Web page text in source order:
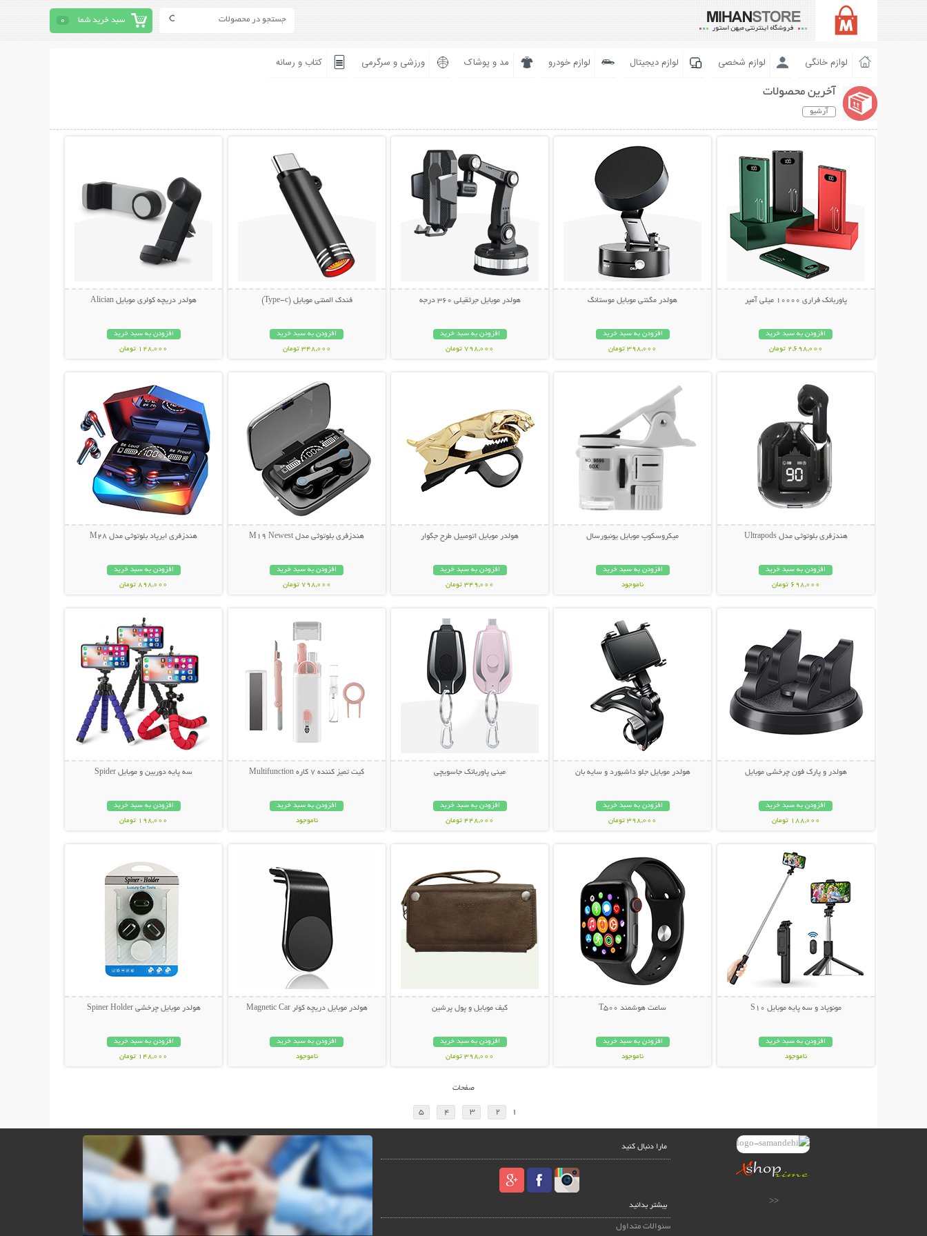
سبد خرید شما 0
لوازم خانگی لوازم شخصی لوازم دیجیتال لوازم خودرو مد و پوشاک ورزشی و سرگرمی کتاب و رسانه
آخرین محصولات
آرشیو
پاوربانک فراری 10000 میلی آمپر
افزودن به سبد خرید
2,698,000 تومان
هولدر مگنتی موبایل موستانگ
افزودن به سبد خرید
398,000 تومان
هولدر موبایل جرثقیلی 360 درجه
افزودن به سبد خرید
798,000 تومان
فندک المنتی موبایل (Type-c)
افزودن به سبد خرید
348,000 تومان
هولدر دریچه کولری موبایل Alician
افزودن به سبد خرید
128,000 تومان
هندزفری بلوتوثی مدل Ultrapods
افزودن به سبد خرید
698,000 تومان
میکروسکوپ موبایل یونیورسال
افزودن به سبد خرید
ناموجود
هولدر موبایل اتومبیل طرح جگوار
افزودن به سبد خرید
349,000 تومان
هندزفری بلوتوثی مدل M19 Newest
افزودن به سبد خرید
798,000 تومان
هندزفری ایرپاد بلوتوثی مدل M28
افزودن به سبد خرید
898,000 تومان
هولدر و پارک فون چرخشی موبایل
افزودن به سبد خرید
188,000 تومان
هولدر موبایل جلو داشبورد و سایه بان
افزودن به سبد خرید
398,000 تومان
مینی پاوربانک جاسویچی
افزودن به سبد خرید
448,000 تومان
کیت تمیز کننده 7 کاره Multifunction
افزودن به سبد خرید
ناموجود
سه پایه دوربین و موبایل Spider
افزودن به سبد خرید
198,000 تومان
مونوپاد و سه پایه موبایل S10
افزودن به سبد خرید
ناموجود
ساعت هوشمند T500
افزودن به سبد خرید
ناموجود
کیف موبایل و پول پرشین
افزودن به سبد خرید
398,000 تومان
هولدر موبایل دریچه کولر Magnetic Car
افزودن به سبد خرید
ناموجود
هولدر موبایل چرخشی Spiner Holder
افزودن به سبد خرید
148,000 تومان
صفحات
1
2
3
4
5
<<
مارا دنبال کنید
بیشتر بدانید
سئوالات متداول